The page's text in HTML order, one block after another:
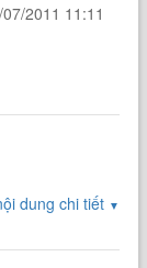
2011 11:11
dung chi tiết ▼